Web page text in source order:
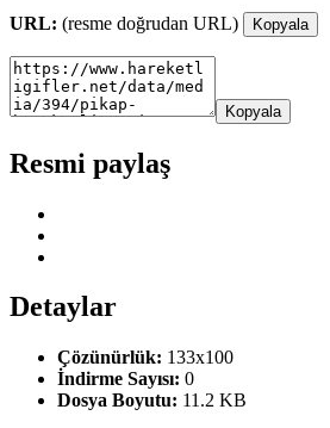
URL: (resme doğrudan URL) Kopyala
Kopyala
Resmi paylaş
Detaylar
Çözünürlük: 133x100
İndirme Sayısı: 0
Dosya Boyutu: 11.2 KB